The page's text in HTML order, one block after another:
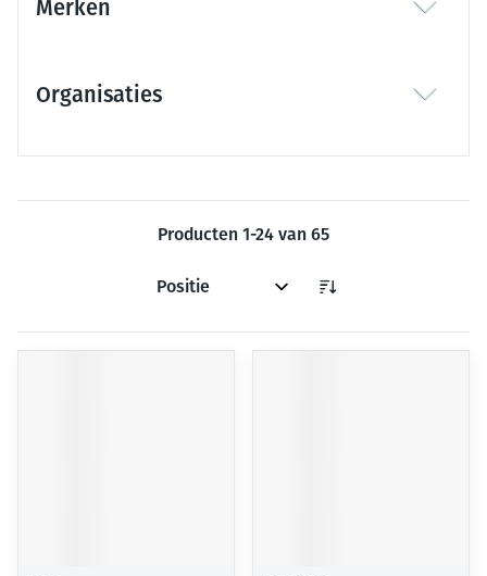
Merken
Organisaties
Producten 1-24 van 65
Sorteer op: